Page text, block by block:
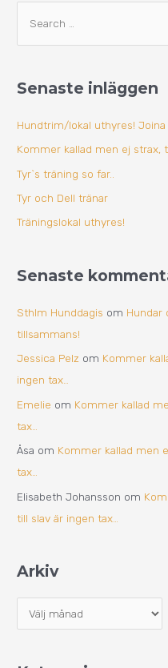
ö
e
e
r
:
Senaste inläggen
Hundtrim/lokal uthyres! Joina
Kommer kallad men ej strax,
Tyr`s träning so far..
Tyr och Dell tränar
Träningslokal uthyres!
Senaste
Sthlm Hunddagis om Hundar
tillsammans!
Jessica Pelz om Kommer
ingen tax…
Emelie om Kommer kallad
tax…
Åsa om Kommer kallad men
tax…
Elisabeth Johansson om
till slav är ingen tax…
Arkiv
v